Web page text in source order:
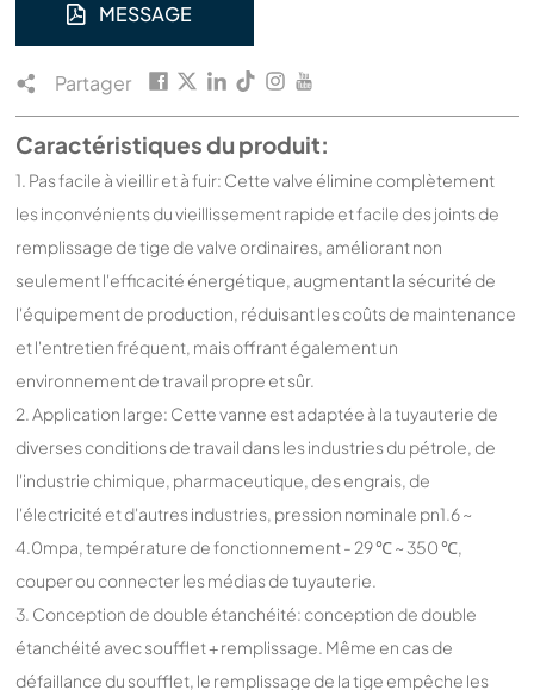
MESSAGE
Partager
Caractéristiques du produit:
1. Pas facile à vieillir et à fuir: Cette valve élimine complètement
les inconvénients du vieillissement rapide et facile des joints de
remplissage de tige de valve ordinaires, améliorant non
seulement l'efficacité énergétique, augmentant la sécurité de
l'équipement de production, réduisant les coûts de maintenance
et l'entretien fréquent, mais offrant également un
environnement de travail propre et sûr.
2. Application large: Cette vanne est adaptée à la tuyauterie de
diverses conditions de travail dans les industries du pétrole, de
l'industrie chimique, pharmaceutique, des engrais, de
l'électricité et d'autres industries, pression nominale pn1.6 ~
4.0mpa, température de fonctionnement - 29 ℃ ~ 350 ℃,
couper ou connecter les médias de tuyauterie.
3. Conception de double étanchéité: conception de double
étanchéité avec soufflet + remplissage. Même en cas de
défaillance du soufflet, le remplissage de la tige empêche les